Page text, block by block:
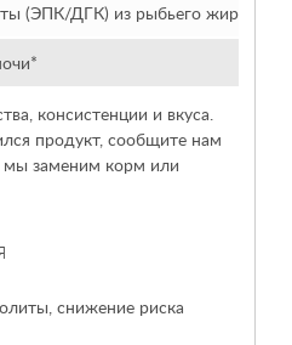
(ЭПК/ДГК) из рыбьего жира
консистенции и вкуса.
продукт, сообщите нам
заменим корм или
снижение риска